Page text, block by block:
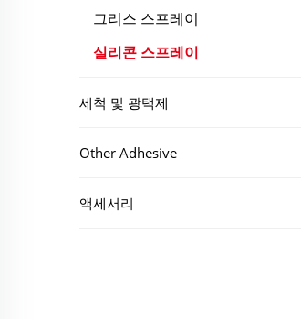
그리스 스프레이
실리콘 스프레이
세척 및 광택제
Other Adhesive
액세서리